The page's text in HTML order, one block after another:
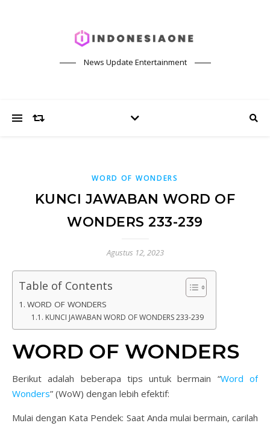
News Update Entertainment
WORD OF WONDERS
KUNCI JAWABAN WORD OF
WONDERS 233-239
Agustus 12, 2023
Table of Contents
WORD OF WONDERS
KUNCI JAWABAN WORD OF WONDERS 233-239
WORD OF WONDERS
Berikut adalah beberapa tips untuk bermain “Word of
Wonders” (WoW) dengan lebih efektif:
Mulai dengan Kata Pendek: Saat Anda mulai bermain, carilah